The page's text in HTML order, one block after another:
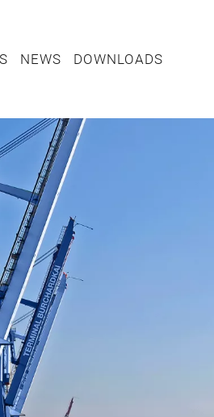
NEWS DOWNLOADS